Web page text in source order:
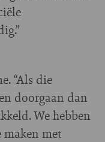
“Als die
doorgaan dan
We hebben
met